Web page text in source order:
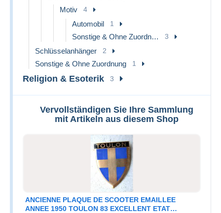
Motiv 4
Automobil 1
Sonstige & Ohne Zuordnung 3
Schlüsselanhänger 2
Sonstige & Ohne Zuordnung 1
Religion & Esoterik 3
Vervollständigen Sie Ihre Sammlung
mit Artikeln aus diesem Shop
ANCIENNE PLAQUE DE SCOOTER EMAILLEE
ANNEE 1950 TOULON 83 EXCELLENT ETAT